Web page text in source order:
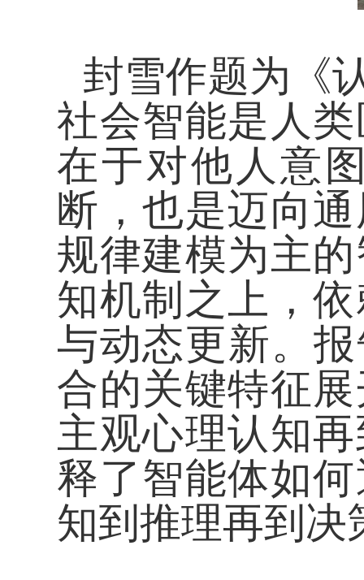
封雪作题为《
社会智能是人
在于对他人意
断，也是迈向
规律建模为主
知机制之上，
与动态更新。
合的关键特征
主观心理认知
释了智能体如
知到推理再到决